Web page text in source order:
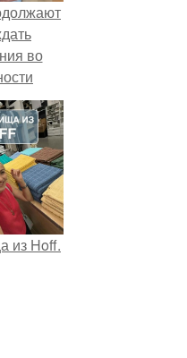
во
из Hoff.